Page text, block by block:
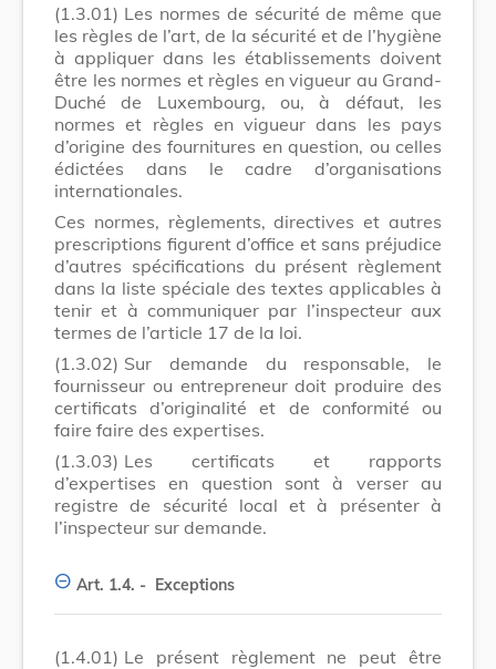
(1.3.01) Les normes de sécurité de même que
les règles de l’art, de la sécurité et de l’hygiène
à appliquer dans les établissements doivent
être les normes et règles en vigueur au Grand-
Duché de Luxembourg, ou, à défaut, les
normes et règles en vigueur dans les pays
d’origine des fournitures en question, ou celles
édictées dans le cadre d’organisations
internationales.
Ces normes, règlements, directives et autres
prescriptions figurent d’office et sans préjudice
d’autres spécifications du présent règlement
dans la liste spéciale des textes applicables à
tenir et à communiquer par l’inspecteur aux
termes de l’article 17 de la loi.
(1.3.02) Sur demande du responsable, le
fournisseur ou entrepreneur doit produire des
certificats d’originalité et de conformité ou
faire faire des expertises.
(1.3.03) Les certificats et rapports
d’expertises en question sont à verser au
registre de sécurité local et à présenter à
l’inspecteur sur demande.
Art. 1.4. - Exceptions
(1.4.01) Le présent règlement ne peut être